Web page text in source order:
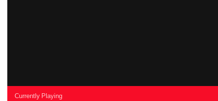
Currently Playing